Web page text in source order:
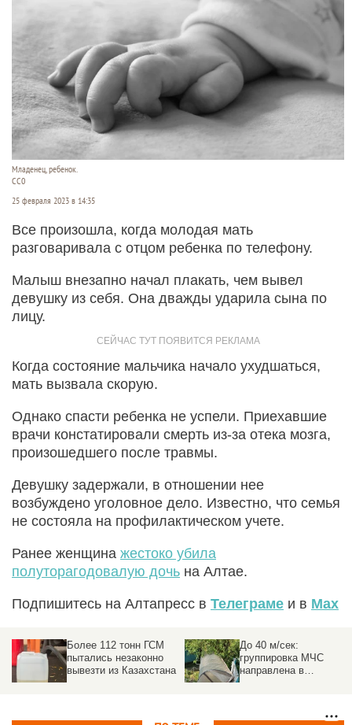
Младенец, ребенок.
CC0
25 февраля 2023 в 14:35
Все произошла, когда молодая мать
разговаривала с отцом ребенка по телефону.
Малыш внезапно начал плакать, чем вывел
девушку из себя. Она дважды ударила сына по
лицу.
Когда состояние мальчика начало ухудшаться,
мать вызвала скорую.
Однако спасти ребенка не успели. Приехавшие
врачи констатировали смерть из-за отека мозга,
произошедшего после травмы.
Девушку задержали, в отношении нее
возбуждено уголовное дело. Известно, что семья
не состояла на профилактическом учете.
Ранее женщина жестоко убила
полуторагодовалую дочь на Алтае.
Подпишитесь на Алтапресс в Телеграме и в Max
Более 112 тонн ГСМ
пытались незаконно
вывезти из Казахстана
До 40 м/сек:
группировка МЧС
направлена в